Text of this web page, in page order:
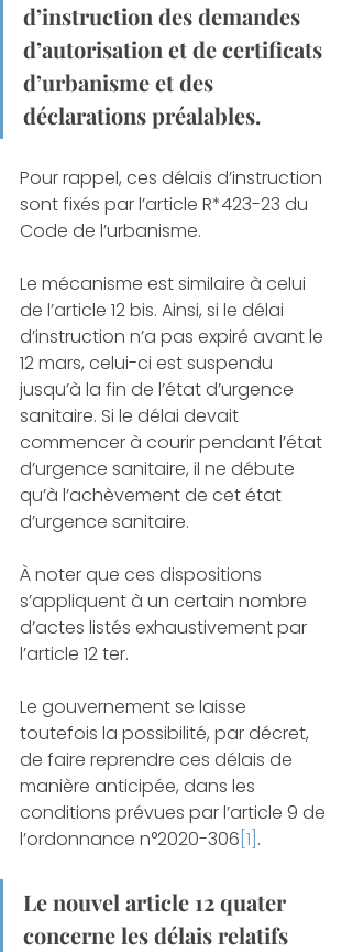
d’instruction des demandes
d’autorisation et de certificats
d’urbanisme et des
déclarations préalables.
Pour rappel, ces délais d’instruction
sont fixés par l’article R*423-23 du
Code de l’urbanisme.
Le mécanisme est similaire à celui
de l’article 12 bis. Ainsi, si le délai
d’instruction n’a pas expiré avant le
12 mars, celui-ci est suspendu
jusqu’à la fin de l’état d’urgence
sanitaire. Si le délai devait
commencer à courir pendant l’état
d’urgence sanitaire, il ne débute
qu’à l’achèvement de cet état
d’urgence sanitaire.
À noter que ces dispositions
s’appliquent à un certain nombre
d’actes listés exhaustivement par
l’article 12 ter.
Le gouvernement se laisse
toutefois la possibilité, par décret,
de faire reprendre ces délais de
manière anticipée, dans les
conditions prévues par l’article 9 de
l’ordonnance n°2020-306 [1] .
Le nouvel article 12 quater
concerne les délais relatifs